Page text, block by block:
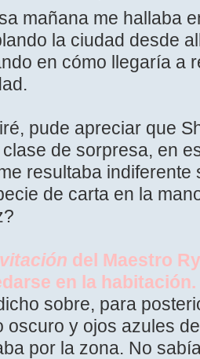
mañana me hallaba
la ciudad desde
en cómo llegaría a
pude apreciar que
de sorpresa, en
resultaba
de carta en la
del Maestro
en la habitación.
sobre, para
oscuro y ojos azules
por la zona. No